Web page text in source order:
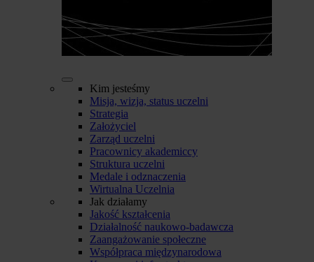
Kim jesteśmy
Misja, wizja, status uczelni
Strategia
Założyciel
Zarząd uczelni
Pracownicy akademiccy
Struktura uczelni
Medale i odznaczenia
Wirtualna Uczelnia
Jak działamy
Jakość kształcenia
Działalność naukowo-badawcza
Zaangażowanie społeczne
Współpraca międzynarodowa